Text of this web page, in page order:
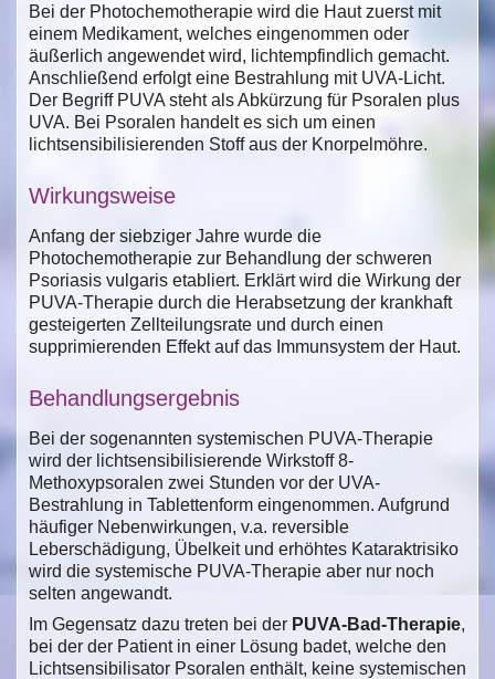
Bei der Photochemotherapie wird die Haut zuerst mit
einem Medikament, welches eingenommen oder
äußerlich angewendet wird, lichtempfindlich gemacht.
Anschließend erfolgt eine Bestrahlung mit UVA-Licht.
Der Begriff PUVA steht als Abkürzung für Psoralen plus
UVA. Bei Psoralen handelt es sich um einen
lichtsensibilisierenden Stoff aus der Knorpelmöhre.
Wirkungsweise
Anfang der siebziger Jahre wurde die
Photochemotherapie zur Behandlung der schweren
Psoriasis vulgaris etabliert. Erklärt wird die Wirkung der
PUVA-Therapie durch die Herabsetzung der krankhaft
gesteigerten Zellteilungsrate und durch einen
supprimierenden Effekt auf das Immunsystem der Haut.
Behandlungsergebnis
Bei der sogenannten systemischen PUVA-Therapie
wird der lichtsensibilisierende Wirkstoff 8-
Methoxypsoralen zwei Stunden vor der UVA-
Bestrahlung in Tablettenform eingenommen. Aufgrund
häufiger Nebenwirkungen, v.a. reversible
Leberschädigung, Übelkeit und erhöhtes Kataraktrisiko
wird die systemische PUVA-Therapie aber nur noch
selten angewandt.
Im Gegensatz dazu treten bei der PUVA-Bad-Therapie,
bei der der Patient in einer Lösung badet, welche den
Lichtsensibilisator Psoralen enthält, keine systemischen